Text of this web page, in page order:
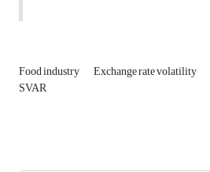
Food industry Exchange rate volatility
SVAR